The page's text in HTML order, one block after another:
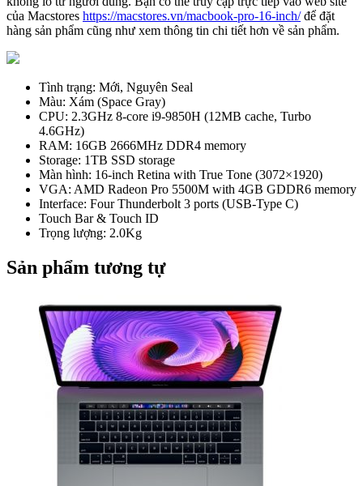
của Macstores https://macstores.vn/macbook-pro-16-inch/để đặt
hàng sản phẩm cũng như xem thông tin chi tiết hơn về sản phẩm.
Tình trạng: Mới, Nguyên Seal
Màu: Xám (Space Gray)
CPU: 2.3GHz 8-core i9-9850H (12MB cache, Turbo
4.6GHz)
RAM: 16GB 2666MHz DDR4 memory
Storage: 1TB SSD storage
Màn hình: 16-inch Retina with True Tone (3072×1920)
VGA: AMD Radeon Pro 5500M with 4GB GDDR6 memory
Interface: Four Thunderbolt 3 ports (USB-Type C)
Touch Bar & Touch ID
Trọng lượng: 2.0Kg
Sản phẩm tương tự